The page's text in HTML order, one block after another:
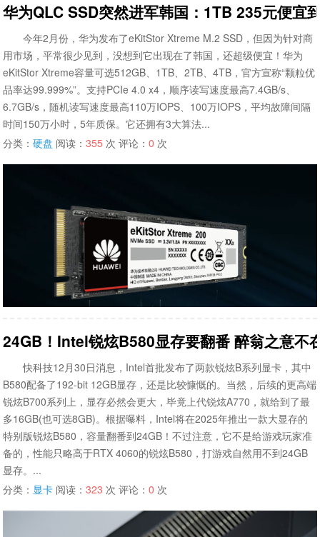
华为QLC SSD突然进军韩国：1TB 235元便宜
今年2月份，华为发布了eKitStor Xtreme M.2 SSD，但因为针对商
用市场，平常很少见到，没想到它出现在了韩国，还超级便宜！华为
eKitStor Xtreme容量可选512GB、1TB、2TB、4TB，官方宣称“颗粒优
品率达99.999%”。支持PCIe 4.0 x4，顺序读写速度最高7.4GB/s、
6.7GB/s，随机读写速度最高110万IOPS、100万IOPS，平均故障间隔
时间150万小时，5年质保。它还拥有3大算法...
分类：硬盘 阅读：355 次 评论：0 次
24GB！Intel锐炫B580显存要翻番 醉翁之意不
快科技12月30日消息，Intel首批发布了两款锐炫B系列显卡，其中
B580配备了192-bit 12GB显存，还是比较慷慨的。当然，后续的更高端
锐炫B700系列上，显存必然会更大，毕竟上代锐炫A770，就给到了最
多16GB(也可选8GB)。根据曝料，Intel将在2025年推出一款大显存的
特别版锐炫B580，容量翻番到24GB！不过注意，它不是给游戏玩家准
备的，性能只略高于RTX 4060的锐炫B580，打游戏自然用不到24GB
显存。...
分类： 显卡 阅读：323 次 评论：0 次